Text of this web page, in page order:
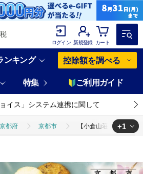
ログイン 新規登録 カート
ンキング 控除額を調べる
特集 ご利用ガイド
ョイス」システム連携に関して
京都府 京都市 【小倉山荘】カルタ
+1